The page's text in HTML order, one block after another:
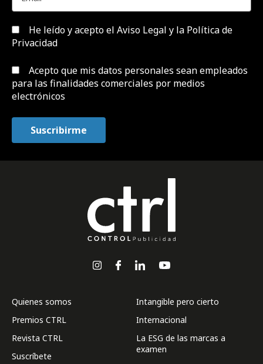
He leído y acepto el Aviso Legal y la Política de
Privacidad
Acepto que mis datos personales sean empleados
para las finalidades comerciales por medios
electrónicos
Quienes somos
Premios CTRL
Revista CTRL
Suscríbete
Intangible pero cierto
Internacional
La ESG de las marcas a
examen